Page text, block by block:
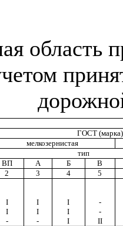
область
ГОСТ (марка)
мелкозернистая
тип
ВП
А Б
В
2 3 4
5
I I I
-
I I I
-
- - I
II